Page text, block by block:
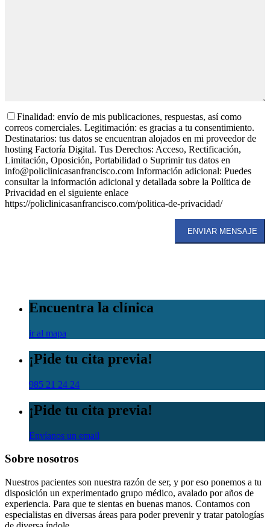
Finalidad: envío de mis publicaciones, respuestas, así como
correos comerciales. Legitimación: es gracias a tu consentimiento.
Destinatarios: tus datos se encuentran alojados en mi proveedor de
hosting Factoría Digital. Tus Derechos: Acceso, Rectificación,
Limitación, Oposición, Portabilidad o Suprimir tus datos en
info@policlinicasanfrancisco.com Información adicional: Puedes
consultar la información adicional y detallada sobre la Política de
Privacidad en el siguiente enlace
https://policlinicasanfrancisco.com/politica-de-privacidad/
Encuentra la clínica
ir al mapa
¡Pide tu cita previa!
985 21 24 24
¡Pide tu cita previa!
Envíanos un email
Sobre nosotros
Nuestros pacientes son nuestra razón de ser, y por eso ponemos a tu
disposición un experimentado grupo médico, avalado por años de
experiencia. Para que te sientas en buenas manos. Contamos con
especialistas en diversas áreas para poder prevenir y tratar patologías